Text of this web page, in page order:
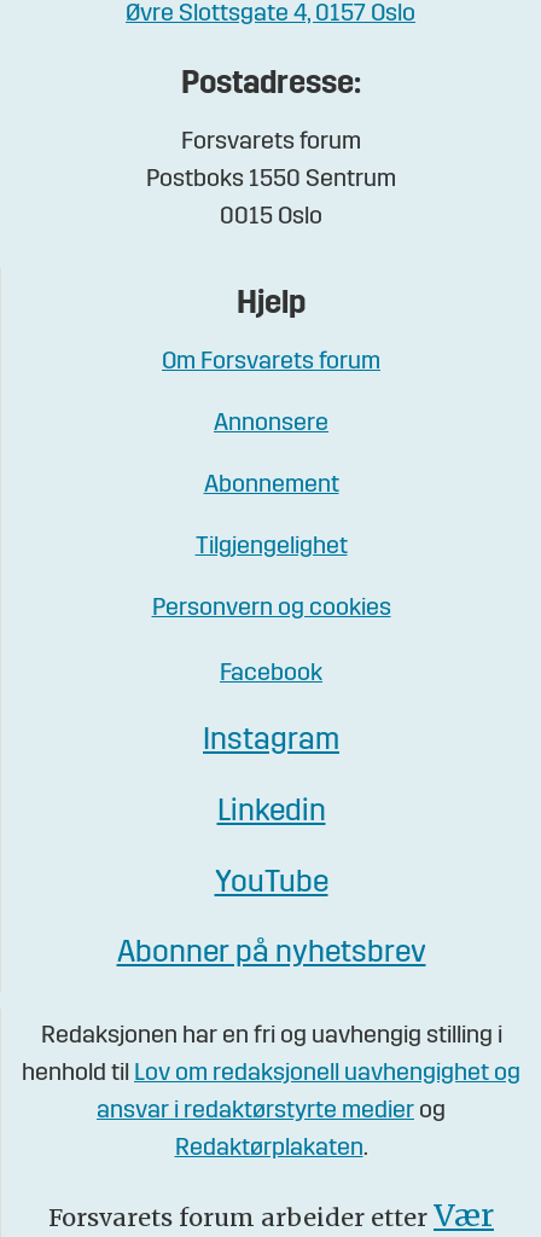
Øvre Slottsgate 4, 0157 Oslo
Postadresse:
Forsvarets forum
Postboks 1550 Sentrum
0015 Oslo
Hjelp
Om Forsvarets forum
Annonsere
Abonnement
Tilgjengelighet
Personvern og cookies
Facebook
Instagram
Linkedin
YouTube
Abonner på nyhetsbrev
Redaksjonen har en fri og uavhengig stilling i
henhold til Lov om redaksjonell uavhengighet og
ansvar i redaktørstyrte medier og
Redaktørplakaten.
Forsvarets forum arbeider etter Vær